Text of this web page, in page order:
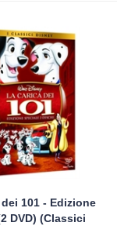
101 - Edizione
DVD) (Classici